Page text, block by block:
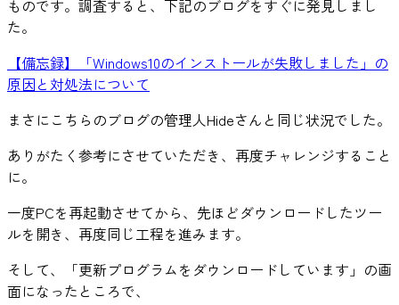
ものです。調査すると、下記のブログをすぐに発見しまし
た。
【備忘録】「Windows10のインストールが失敗しました」の
原因と対処法について
まさにこちらのブログの管理人Hideさんと同じ状況でした。
ありがたく参考にさせていただき、再度チャレンジすること
に。
一度PCを再起動させてから、先ほどダウンロードしたツー
ルを開き、再度同じ工程を進みます。
そして、「更新プログラムをダウンロードしています」の画
面になったところで、